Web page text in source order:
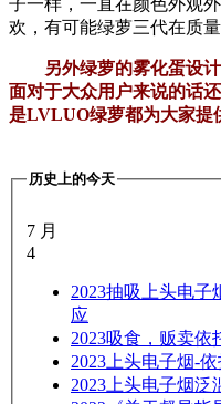
子一样，一直在颜色外观
欢，有可能绿萝三代在质
另外绿萝的雾化蛋设
面对于大众用户来说的话
是LVLUO绿萝都为大家提
历史上的今天
7 月
4
2023抽吸上头电子
应
2023吸食，贩卖依
2023 上头电子烟-
2023 上头电子烟